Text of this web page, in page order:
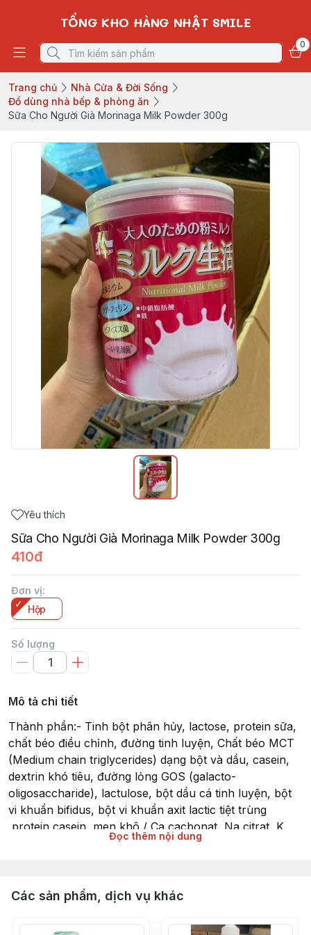
TỔNG KHO HÀNG NHẬT SMILE
0
Trang chủ
Nhà Cửa & Đời Sống
Đồ dùng nhà bếp & phòng ăn
Sữa Cho Người Già Morinaga Milk Powder 300g
Yêu thích
Sữa Cho Người Già Morinaga Milk Powder 300g
410đ
Đơn vị:
Hộp
Số lượng
Mô tả chi tiết
Thành phần:- Tinh bột phân hủy, lactose, protein sữa,
chất béo điều chỉnh, đường tinh luyện, Chất béo MCT
(Medium chain triglycerides) dạng bột và dầu, casein,
dextrin khó tiêu, đường lỏng GOS (galacto-
oligosaccharide), lactulose, bột dầu cá tinh luyện, bột
vi khuẩn bifidus, bột vi khuẩn axit lactic tiệt trùng
,protein casein, men khô / Ca cacbonat, Na citrat, K
photphat, Mg clorua, axit xitric, K clorua, lecithin (có
VE, Niacin, Ca Pantothenate, V.B6, VA, V.B2, V.B1, Axit
dị ứng: sữa, đậu nành (Chất gây dị ứng (trong số 27
Đọc thêm nội dung
Các sản phẩm, dịch vụ khác